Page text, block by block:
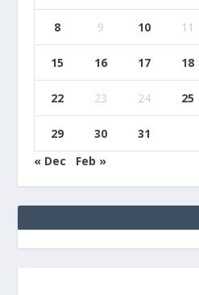
8 9 10 11
15 16 17 18
22 23 24 25
29 30
31
« Dec
Feb »